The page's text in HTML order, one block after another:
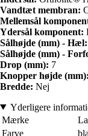
Vandtæt membran:
Mellemsål
Ydersål komponent:
Sålhøjde (mm) - Hæl:
Sålhøjde (mm) -
Drop (mm): 7
Knopper højde (mm):
Bredde: Nej
Yderligere
Mærke
Farve